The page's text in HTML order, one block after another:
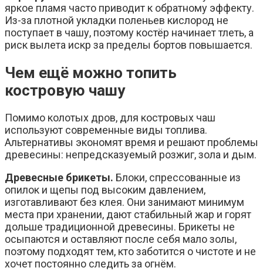
яркое пламя часто приводит к обратному эффекту.
Из-за плотной укладки поленьев кислород не
поступает в чашу, поэтому костёр начинает тлеть, а
риск вылета искр за пределы бортов повышается.
Чем ещё можно топить
костровую чашу
Помимо колотых дров, для костровых чаш
используют современные виды топлива.
Альтернативы экономят время и решают проблемы
древесины: непредсказуемый розжиг, зола и дым.
Древесные брикеты. Блоки, спрессованные из
опилок и щепы под высоким давлением,
изготавливают без клея. Они занимают минимум
места при хранении, дают стабильный жар и горят
дольше традиционной древесины. Брикеты не
осыпаются и оставляют после себя мало золы,
поэтому подходят тем, кто заботится о чистоте и не
хочет постоянно следить за огнём.